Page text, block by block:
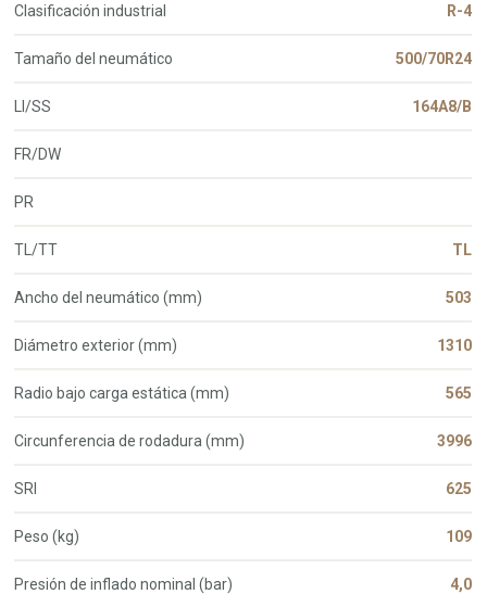
Clasificación industrial R-4
Tamaño del neumático 500/70R24
LI/SS 164A8/B
FR/DW
PR
TL/TT TL
Ancho del neumático (mm) 503
Diámetro exterior (mm) 1310
Radio bajo carga estática (mm) 565
Circunferencia de rodadura (mm) 3996
SRI 625
Peso (kg) 109
Presión de inflado nominal (bar) 4,0